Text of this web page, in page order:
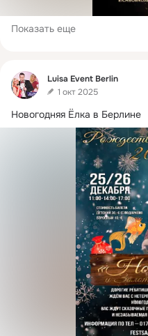
Показать еще
Фид
Luisa Event Berlin
1 окт 2025
Новогодняя Ёлка в Берлине